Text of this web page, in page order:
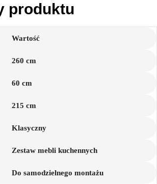
produktu
Wartość
260 cm
60 cm
215 cm
Klasyczny
Zestaw mebli kuchennych
Do samodzielnego montażu